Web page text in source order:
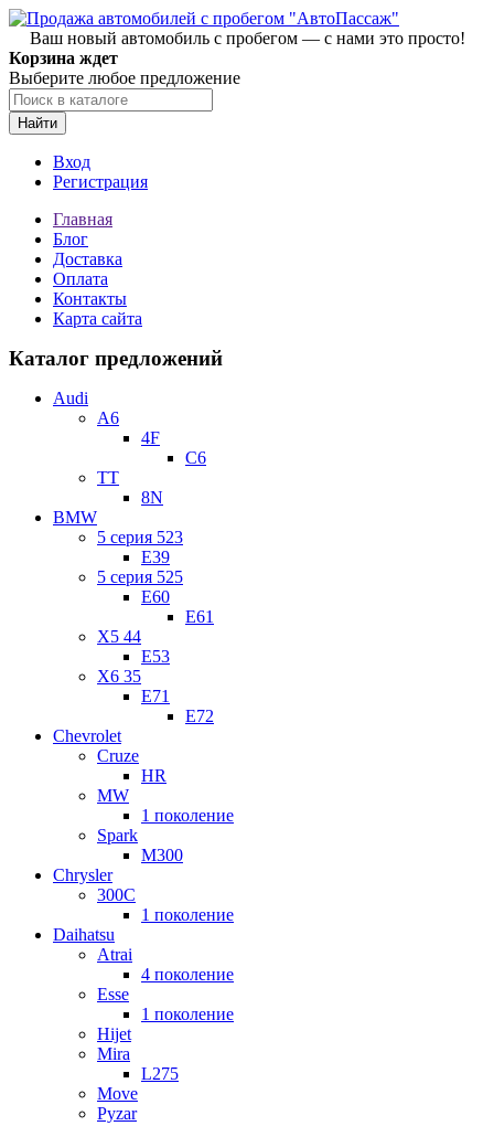
Ваш новый автомобиль с пробегом — с нами это просто!
Корзина ждет
Выберите любое предложение
Найти
Вход
Регистрация
Главная
Блог
Доставка
Оплата
Контакты
Карта сайта
Каталог предложений
Audi
A6
4F
C6
TT
8N
BMW
5 серия 523
E39
5 серия 525
E60
E61
X5 44
E53
X6 35
E71
E72
Chevrolet
Cruze
HR
MW
1 поколение
Spark
M300
Chrysler
300C
1 поколение
Daihatsu
Atrai
4 поколение
Esse
1 поколение
Hijet
Mira
L275
Move
Pyzar